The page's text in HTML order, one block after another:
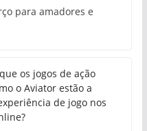
para amadores e
os jogos de ação
o Aviator estão a
de jogo nos